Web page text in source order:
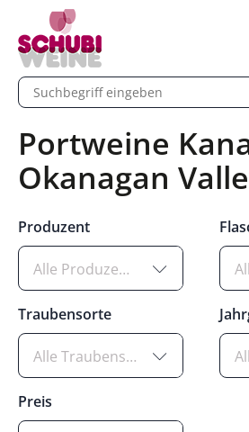
eingeben
Portweine
Okanagan
Produzent
Alle Produzenten
Traubensorte
Alle Traubensorten
Preis